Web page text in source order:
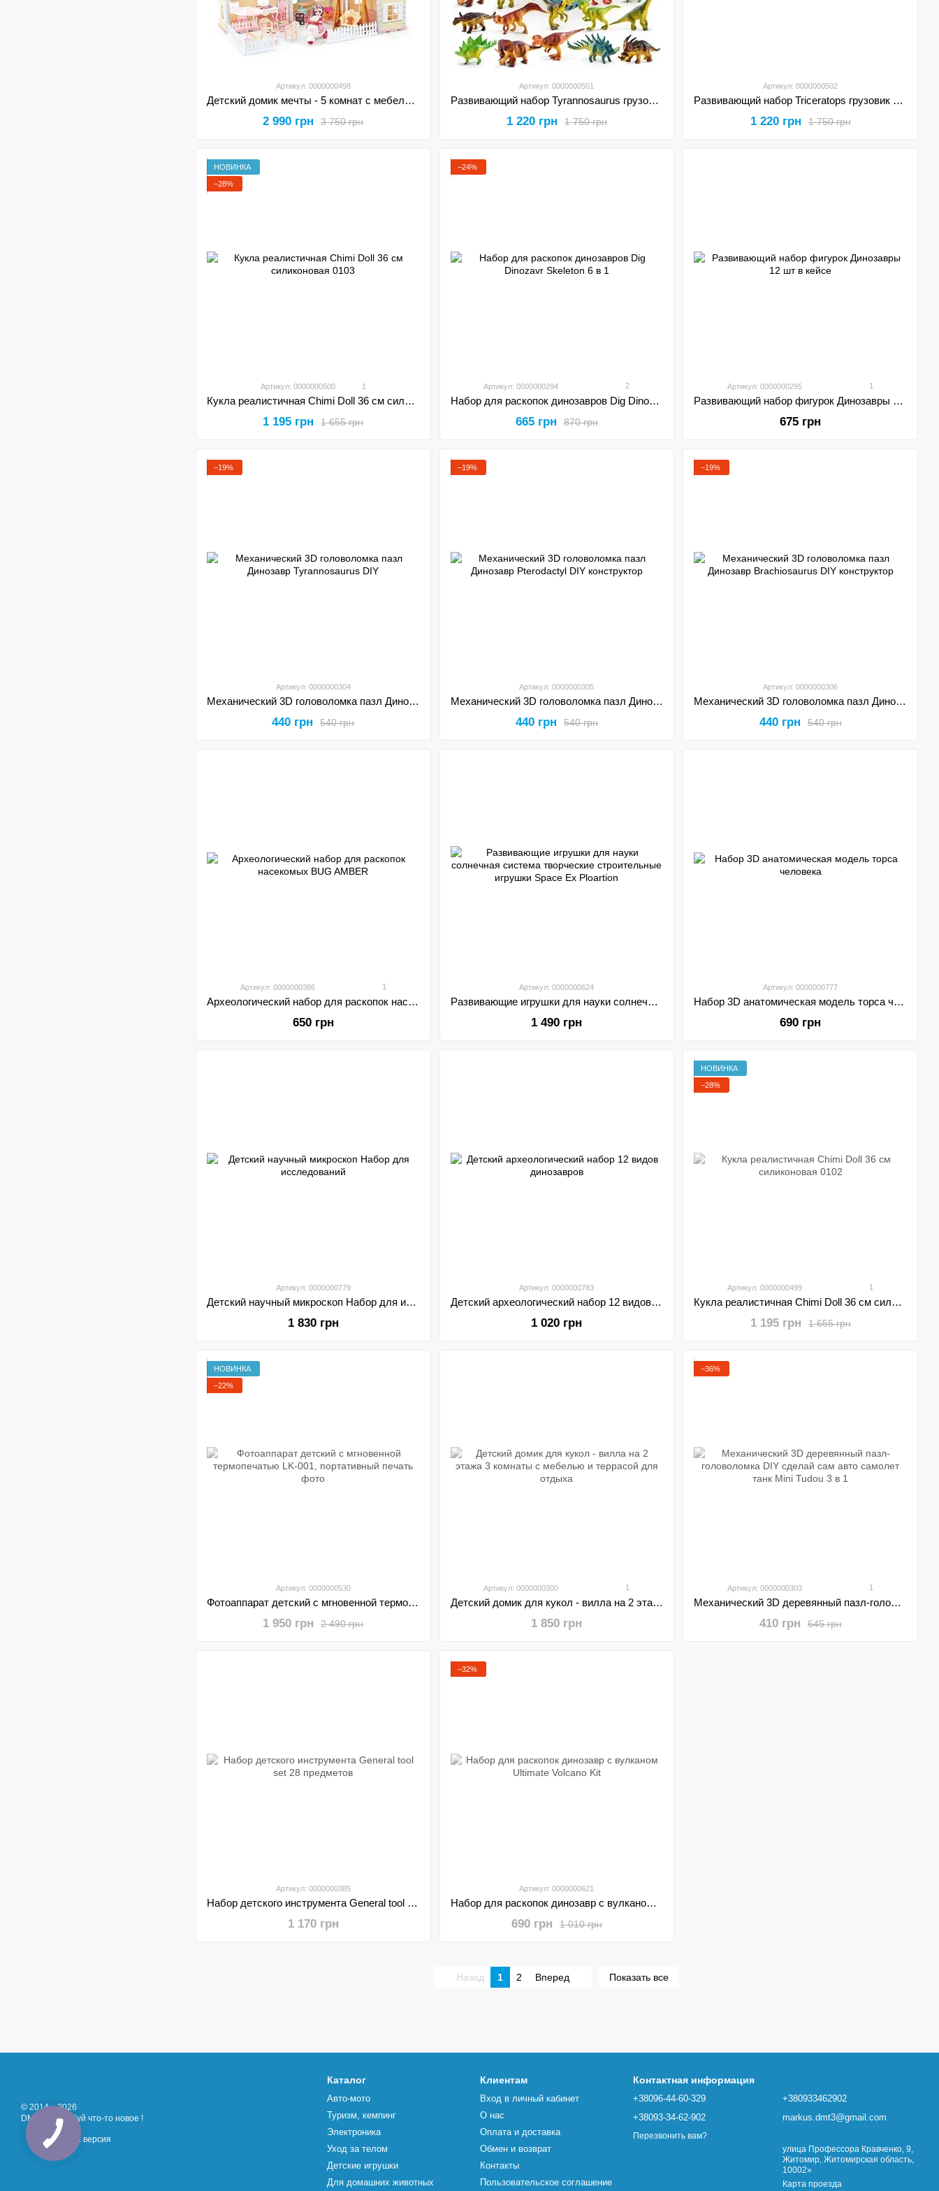
Артикул: 0000000498
Детский домик мечты - 5 комнат с мебелью моторолеером и двумя куклами 179 предметов
3 750 грн
2 990 грн
Артикул: 0000000501
Развивающий набор Tyrannosaurus грузовик с динозаврами 17 шт
1 750 грн
1 220 грн
Артикул: 0000000502
Развивающий набор Triceratops грузовик с динозаврами 17 шт
1 750 грн
1 220 грн
НОВИНКА
−28%
Артикул: 0000000500 1
Кукла реалистичная Chimi Doll 36 см силиконовая 0103
1 655 грн
1 195 грн
−24%
Артикул: 0000000294 2
Набор для раскопок динозавров Dig Dinozavr Skeleton 6 в 1
870 грн
665 грн
Артикул: 0000000295 1
Развивающий набор фигурок Динозавры 12 шт в кейсе
675 грн
−19%
Артикул: 0000000304
Механический 3D головоломка пазл Динозавр Tyrannosaurus DIY
540 грн
440 грн
−19%
Артикул: 0000000305
Механический 3D головоломка пазл Динозавр Pterodactyl DIY конструктор
540 грн
440 грн
−19%
Артикул: 0000000306
Механический 3D головоломка пазл Динозавр Brachiosaurus DIY конструктор
540 грн
440 грн
Артикул: 0000000386 1
Археологический набор для раскопок насекомых BUG AMBER
650 грн
Артикул: 0000000624
Развивающие игрушки для науки солнечная система творческие строительные игрушки Space Ex Ploartion
1 490 грн
Артикул: 0000000777
Набор 3D анатомическая модель торса человека
690 грн
Артикул: 0000000779
Детский научный микроскоп Набор для исследований
1 830 грн
Артикул: 0000000783
Детский археологический набор 12 видов динозавров
1 020 грн
НОВИНКА
−28%
Артикул: 0000000499 1
Кукла реалистичная Chimi Doll 36 см силиконовая 0102
1 655 грн
1 195 грн
НОВИНКА
−22%
Артикул: 0000000530
Фотоаппарат детский с мгновенной термопечатью LK-001, портативный печать фото
2 490 грн
1 950 грн
Артикул: 0000000300 1
Детский домик для кукол - вилла на 2 этажа 3 комнаты с мебелью и террасой для отдыха
1 850 грн
−36%
Артикул: 0000000303 1
Механический 3D деревянный пазл-головоломка DIY сделай сам авто самолет танк Mini Tudou 3 в 1
645 грн
410 грн
Артикул: 0000000385
Набор детского инструмента General tool set 28 предметов
1 170 грн
−32%
Артикул: 0000000621
Набор для раскопок динозавр с вулканом Ultimate Volcano Kit
1 010 грн
690 грн
Назад 1 2 Вперед Показать все
© 2014—2026
DMT - Попробуй что-то новое !
Мобильная версия
Каталог
Авто-мото
Туризм, кемпинг
Электроника
Уход за телом
Детские игрушки
Для домашних животных
Клиентам
Вход в личный кабинет
О нас
Оплата и доставка
Обмен и возврат
Контакты
Пользовательское соглашение
Контактная информация
+38096-44-60-329
+38093-34-62-902
Перезвонить вам?
+380933462902
markus.dmt3@gmail.com
улица Профессора Кравченко, 9,
Житомир, Житомирская область,
10002»
Карта проезда